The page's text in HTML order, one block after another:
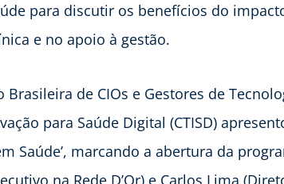
para discutir os benefícios do
e no apoio à gestão.
de CIOs e Gestores de
para Saúde Digital (CTISD)
Saúde’, marcando a abertura da
na Rede D’Or) e Carlos Lima